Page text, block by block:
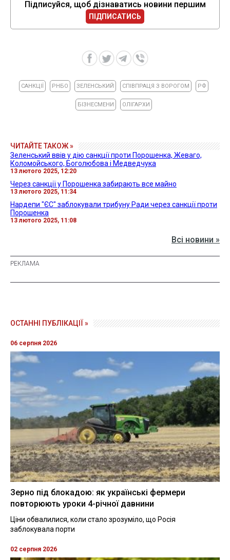
Підписуйся, щоб дізнаватись новини першим
ПІДПИСАТИСЬ
САНКЦІЇ РНБО ЗЕЛЕНСЬКИЙ СПІВПРАЦЯ З ВОРОГОМ РФ
БІЗНЕСМЕНИ ОЛІГАРХИ
ЧИТАЙТЕ ТАКОЖ »
Зеленський ввів у дію санкції проти Порошенка, Жеваго,
Коломойського, Боголюбова і Медведчука
13 лютого 2025, 12:20
Через санкції у Порошенка забирають все майно
13 лютого 2025, 11:34
Нардепи "ЄС" заблокували трибуну Ради через санкції проти
Порошенка
13 лютого 2025, 11:08
Всі новини »
ОСТАННІ ПУБЛІКАЦІЇ »
06 серпня 2026
Зерно під блокадою: як українські фермери
повторюють уроки 4-річної давнини
Ціни обвалилися, коли стало зрозуміло, що Росія
заблокувала порти
02 серпня 2026